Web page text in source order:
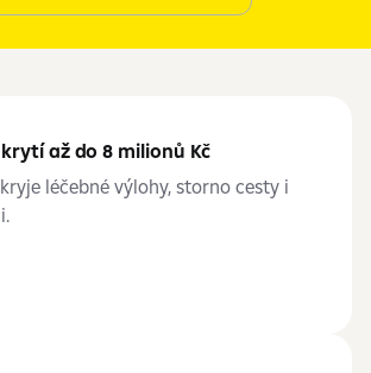
až do 8 milionů Kč
léčebné výlohy, storno cesty i